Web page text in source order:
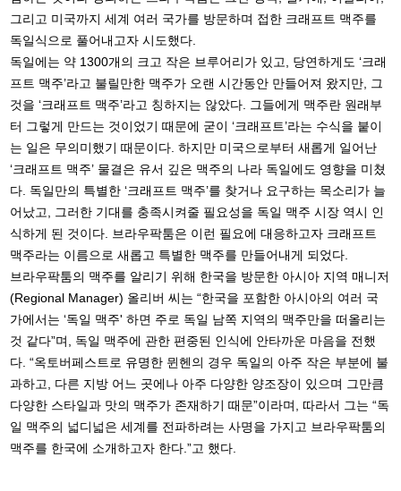
그리고 미국까지 세계 여러 국가를 방문하며 접한 크래프트 맥주를
독일식으로 풀어내고자 시도했다.
독일에는 약 1300개의 크고 작은 브루어리가 있고, 당연하게도 ‘크래
프트 맥주’라고 불릴만한 맥주가 오랜 시간동안 만들어져 왔지만, 그
것을 ‘크래프트 맥주’라고 칭하지는 않았다. 그들에게 맥주란 원래부
터 그렇게 만드는 것이었기 때문에 굳이 ‘크래프트’라는 수식을 붙이
는 일은 무의미했기 때문이다. 하지만 미국으로부터 새롭게 일어난
‘크래프트 맥주’ 물결은 유서 깊은 맥주의 나라 독일에도 영향을 미쳤
다. 독일만의 특별한 ‘크래프트 맥주’를 찾거나 요구하는 목소리가 늘
어났고, 그러한 기대를 충족시켜줄 필요성을 독일 맥주 시장 역시 인
식하게 된 것이다. 브라우팍툼은 이런 필요에 대응하고자 크래프트
맥주라는 이름으로 새롭고 특별한 맥주를 만들어내게 되었다.
브라우팍툼의 맥주를 알리기 위해 한국을 방문한 아시아 지역 매니저
(Regional Manager) 올리버 씨는 “한국을 포함한 아시아의 여러 국
가에서는 ‘독일 맥주' 하면 주로 독일 남쪽 지역의 맥주만을 떠올리는
것 같다”며, 독일 맥주에 관한 편중된 인식에 안타까운 마음을 전했
다. “옥토버페스트로 유명한 뮌헨의 경우 독일의 아주 작은 부분에 불
과하고, 다른 지방 어느 곳에나 아주 다양한 양조장이 있으며 그만큼
다양한 스타일과 맛의 맥주가 존재하기 때문”이라며, 따라서 그는 “독
일 맥주의 넓디넓은 세계를 전파하려는 사명을 가지고 브라우팍툼의
맥주를 한국에 소개하고자 한다.”고 했다.